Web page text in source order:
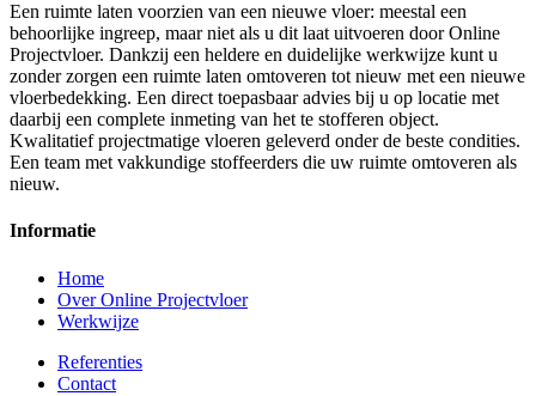
Een ruimte laten voorzien van een nieuwe vloer: meestal een
behoorlijke ingreep, maar niet als u dit laat uitvoeren door Online
Projectvloer. Dankzij een heldere en duidelijke werkwijze kunt u
zonder zorgen een ruimte laten omtoveren tot nieuw met een nieuwe
vloerbedekking. Een direct toepasbaar advies bij u op locatie met
daarbij een complete inmeting van het te stofferen object.
Kwalitatief projectmatige vloeren geleverd onder de beste condities.
Een team met vakkundige stoffeerders die uw ruimte omtoveren als
nieuw.
Informatie
Home
Over Online Projectvloer
Werkwijze
Referenties
Contact